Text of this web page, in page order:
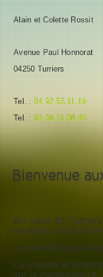
Alain et Colette Rossit
Avenue Paul Honnorat
04250 Turriers
Tel. :04.92.55.11.19
Tel. :06.09.11.08.48
Bienvenue
Au cœur de
en toute simplicité et
convivialité dans
La maison et la
sur la campagne et